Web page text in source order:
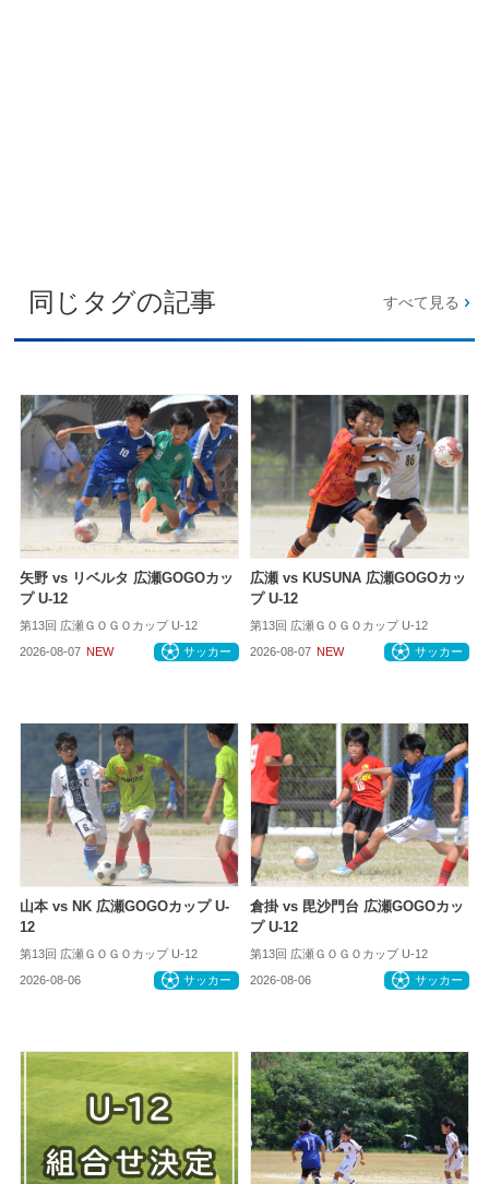
同じタグの記事 すべて見る
矢野 vs リベルタ 広瀬GOGOカッ
プ U-12
第13回 広瀬ＧＯＧＯカップ U-12
2026-08-07 NEW サッカー
広瀬 vs KUSUNA 広瀬GOGOカッ
プ U-12
第13回 広瀬ＧＯＧＯカップ U-12
2026-08-07 NEW サッカー
山本 vs NK 広瀬GOGOカップ U-
12
第13回 広瀬ＧＯＧＯカップ U-12
2026-08-06 サッカー
倉掛 vs 毘沙門台 広瀬GOGOカッ
プ U-12
第13回 広瀬ＧＯＧＯカップ U-12
2026-08-06 サッカー